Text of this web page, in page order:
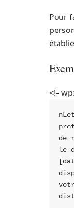
Pour
<!–
de
le